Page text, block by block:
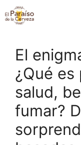
Saltar
al
El
¿Qué es
salud,
fumar?